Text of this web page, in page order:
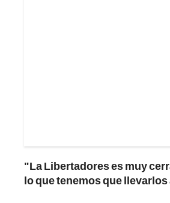
"La Libertadores es muy
lo que tenemos que